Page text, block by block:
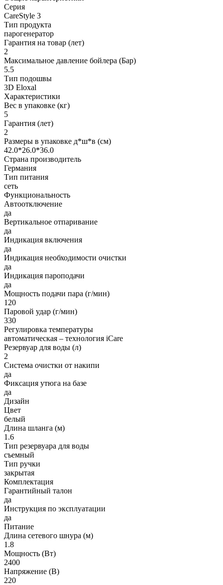
Серия
CareStyle 3
Тип продукта
парогенератор
Гарантия на товар (лет)
2
Максимальное давление бойлера (Бар)
5.5
Тип подошвы
3D Eloxal
Характеристики
Вес в упаковке (кг)
5
Гарантия (лет)
2
Размеры в упаковке д*ш*в (см)
42.0*26.0*36.0
Страна производитель
Германия
Тип питания
сеть
Функциональность
Автоотключение
да
Вертикальное отпаривание
да
Индикация включения
да
Индикация необходимости очистки
да
Индикация пароподачи
да
Мощность подачи пара (г/мин)
120
Паровой удар (г/мин)
330
Регулировка температуры
автоматическая – технология iCare
Резервуар для воды (л)
2
Система очистки от накипи
да
Фиксация утюга на базе
да
Дизайн
Цвет
белый
Длина шланга (м)
1.6
Тип резервуара для воды
съемный
Тип ручки
закрытая
Комплектация
Гарантийный талон
да
Инструкция по эксплуатации
да
Питание
Длина сетевого шнура (м)
1.8
Мощность (Вт)
2400
Напряжение (В)
220